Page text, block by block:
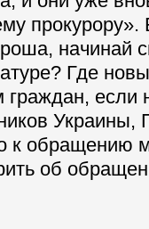
прокурору».
начинай
Где
граждан,
к обращению
об